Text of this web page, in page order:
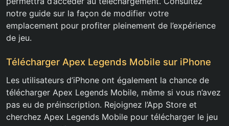
notre guide sur la façon de modifier votre
emplacement pour profiter pleinement de l’expérience
de jeu.
Télécharger Apex Legends Mobile sur iPhone
Les utilisateurs d’iPhone ont également la chance de
télécharger Apex Legends Mobile, même si vous n’avez
pas eu de préinscription. Rejoignez l’App Store et
cherchez Apex Legends Mobile pour télécharger le jeu